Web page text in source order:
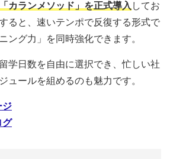
カランメソッド」を正式導入してお
ると、速いテンポで反復する形式で
ング力」を同時強化できます。
学日数を自由に選択でき、忙しい社
ュールを組めるのも魅力です。
ジ
グ